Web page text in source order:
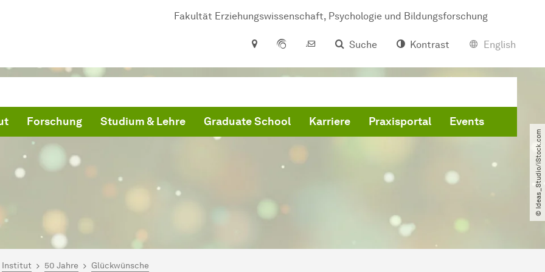
Fakultät Erziehungswissenschaft, Psychologie und Bildungsforschung
Suche
Kontrast English
Forschung Studium & Lehre Graduate School Karriere Praxisportal Events
© Ideas_Studio​/​iStock.com
hier:
Institut 50 Jahre Glückwünsche